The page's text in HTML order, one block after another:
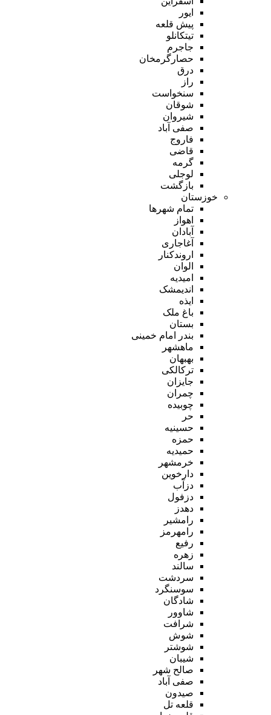
ایور
پیش قلعه
تیتکانلو
جاجرم
حصارگرمخان
درق
راز
سنخواست
شوقان
شیروان
صفی آباد
فاروج
قاضی
گرمه
لوجلی
بازگشت
خوزستان
تمام شهر‌ها
اهواز
آبادان
آغاجاری
اروندکنار
الوان
امیدیه
اندیمشک
ایذه
باغ ملک
بستان
بندر امام خمینی
ماهشهر
بهبهان
ترکالکی
جایزان
چمران
چوبیده
حر
حسینیه
حمزه
حمیدیه
خرمشهر
دارخوین
دزآب
دزفول
دهدز
رامشیر
رامهرمز
رفیع
زهره
سالند
سردشت
سوسنگرد
شادگان
شاوور
شرافت
شوش
شوشتر
شیبان
صالح شهر
صفی آباد
صیدون
قلعه تل